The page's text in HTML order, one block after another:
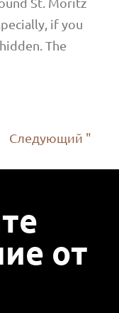
if you
The
Следующий "
от